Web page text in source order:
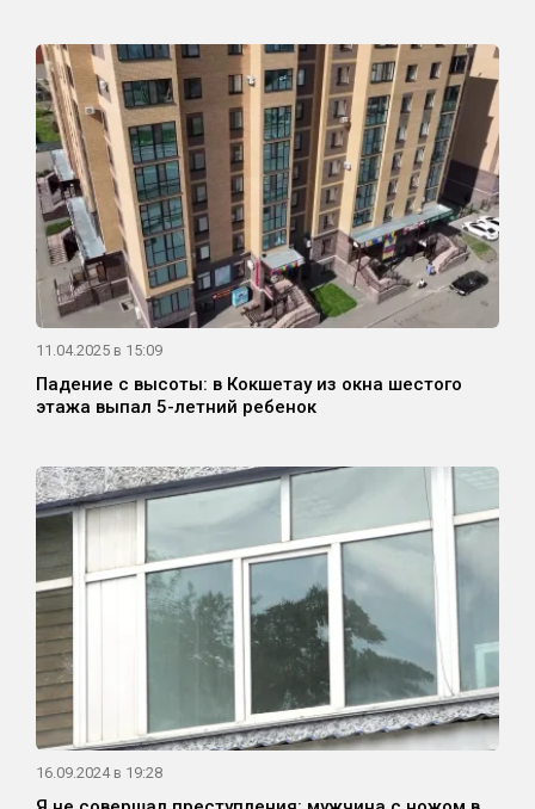
11.04.2025 в 15:09
Падение с высоты: в Кокшетау из окна шестого
этажа выпал 5-летний ребенок
16.09.2024 в 19:28